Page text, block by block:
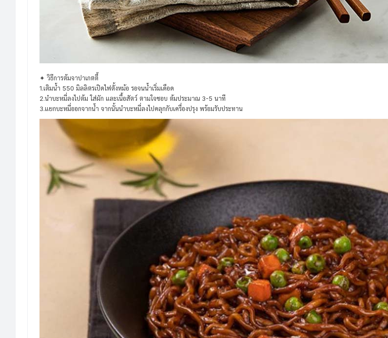
✦ วิธีการต้มจาปาเกตตี้
1.เติมน้ำ 550 มิลลิตรเปิดไฟตั้งหม้อ รอจนน้ำเริ่มเดือด
2.นำบะหมี่ลงไปต้ม ใส่ผัก และเนื้อสัตว์ ตามใจชอบ ต้มประมาณ 3-5 นาที
3.แยกบะหมี่ออกจากน้ำ จากนั้นนำบะหมี่ลงไปคลุกกับเครื่องปรุง พร้อมรับประทาน